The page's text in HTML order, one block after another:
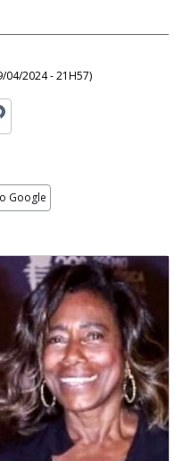
04/2024 - 21H57)
Google